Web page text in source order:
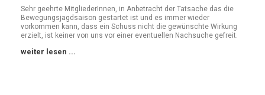
Sehr geehrte MitgliederInnen, in Anbetracht der Tatsache das die
Bewegungsjagdsaison gestartet ist und es immer wieder
vorkommen kann, dass ein Schuss nicht die gewünschte Wirkung
erzielt, ist keiner von uns vor einer eventuellen Nachsuche gefreit.
weiter lesen ...